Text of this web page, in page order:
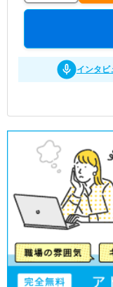
インタビ